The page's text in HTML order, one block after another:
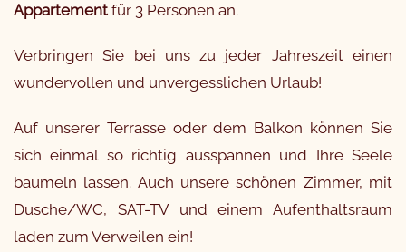
Appartementfür 3 Personen an.
Verbringen Sie bei uns zu jeder Jahreszeit einen
wundervollen und unvergesslichen Urlaub!
Auf unserer Terrasse oder dem Balkon können Sie
sich einmal so richtig ausspannen und Ihre Seele
baumeln lassen. Auch unsere schönen Zimmer, mit
Dusche/WC, SAT-TV und einem Aufenthaltsraum
laden zum Verweilen ein!